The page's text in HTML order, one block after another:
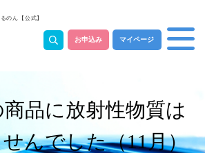
のん【公式】
お申込み マイページ
品に放射性物質は
んでした（11月）